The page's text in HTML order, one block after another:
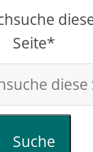
Seite*
Suche